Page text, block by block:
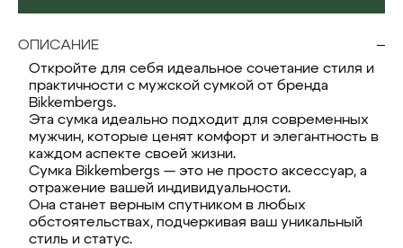
ОПИСАНИЕ
Откройте для себя идеальное сочетание стиля и
практичности с мужской сумкой от бренда
Bikkembergs.
Эта сумка идеально подходит для современных
мужчин, которые ценят комфорт и элегантность в
каждом аспекте своей жизни.
Сумка Bikkembergs — это не просто аксессуар, а
отражение вашей индивидуальности.
Она станет верным спутником в любых
обстоятельствах, подчеркивая ваш уникальный
стиль и статус.